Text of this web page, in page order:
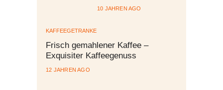
10 JAHREN AGO
KAFFEEGETRÄNKE
Frisch gemahlener Kaffee –
Exquisiter Kaffeegenuss
12 JAHREN AGO